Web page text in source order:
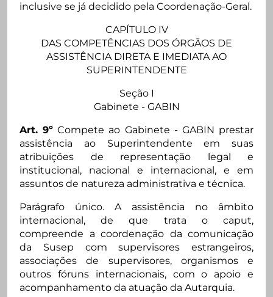
inclusive se já decidido pela Coordenação-Geral.
CAPÍTULO IV
DAS COMPETÊNCIAS DOS ÓRGÃOS DE
ASSISTÊNCIA DIRETA E IMEDIATA AO
SUPERINTENDENTE
Seção I
Gabinete - GABIN
Art. 9º Compete ao Gabinete - GABIN prestar
assistência ao Superintendente em suas
atribuições de representação legal e
institucional, nacional e internacional, e em
assuntos de natureza administrativa e técnica.
Parágrafo único. A assistência no âmbito
internacional, de que trata o caput,
compreende a coordenação da comunicação
da Susep com supervisores estrangeiros,
associações de supervisores, organismos e
outros fóruns internacionais, com o apoio e
acompanhamento da atuação da Autarquia.